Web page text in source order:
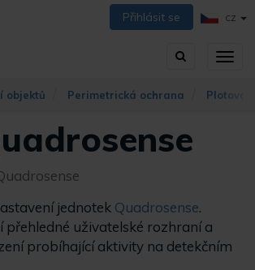
Přihlásit se CZ
Vyhledávání
objektů Perimetrická ochrana Plotová
jednotek Quadrosense.
přehledné uživatelské rozhraní a
probíhající aktivity na detekčním